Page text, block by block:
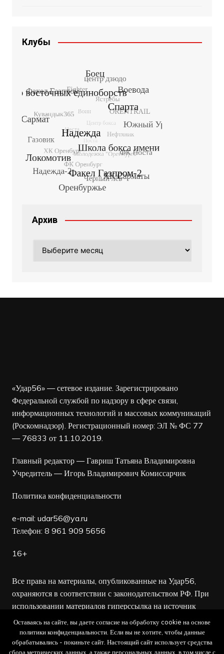
Клубы
Архив
«Удар56» — сетевое издание. Зарегистрировано
Федеральной службой по надзору в сфере связи,
информационных технологий и массовых коммуникаций
(Роскомнадзор). Регистрационный номер: ЭЛ № ФС 77
— 76833 от 11.10.2019.
Главный редактор — Гавриш Татьяна Владимировна
Учредитель — Игорь Владимирович Комиссарчик
Политика конфиденциальности
e-mail: udar56@ya.ru
Телефон: 8 961 909 5656
16+
Все права на материалы, опубликованные на Удар56,
охраняются в соответствии с законодательством РФ. При
использовании материалов гиперссылка на источник
обязательна.
Редакция не несет ответственности за достоверность
Оставаясь на сайте, вы даете согласие на обработку cookie на основе
политики конфиденциальности. Если вы не хотите, чтобы данные
обрабатывались - покиньте сайт. Настоящий сайт использует средства
сбора метрических данных, а также персональных данных, в том числе с